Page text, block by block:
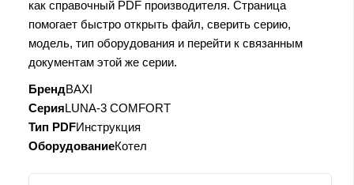
как справочный PDF производителя. Страница
помогает быстро открыть файл, сверить серию,
модель, тип оборудования и перейти к связанным
документам этой же серии.
БрендBAXI
СерияLUNA-3 COMFORT
Тип PDFИнструкция
ОборудованиеКотел